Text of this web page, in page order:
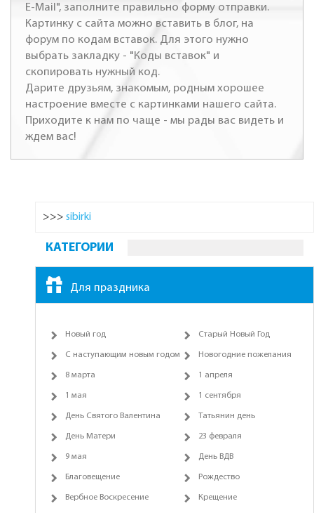
E-Mail", заполните правильно форму отправки.
Картинку с сайта можно вставить в блог, на
форум по кодам вставок. Для этого нужно
выбрать закладку - "Коды вставок" и
скопировать нужный код.
Дарите друзьям, знакомым, родным хорошее
настроение вместе с картинками нашего сайта.
Приходите к нам по чаще - мы рады вас видеть и
ждем вас!
>>> sibirki
КАТЕГОРИИ
Для праздника
Новый год Старый Новый Год
С наступающим новым годом Новогодние пожелания
8 марта 1 апреля
1 мая 1 сентября
День Святого Валентина Татьянин день
День Матери 23 февраля
9 мая День ВДВ
Благовещение Рождество
Вербное Воскресение Крещение